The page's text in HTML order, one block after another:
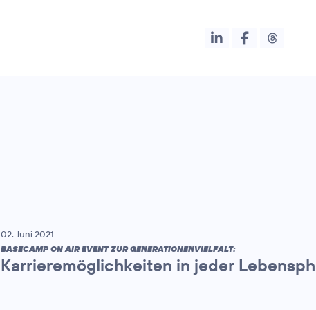
02. Juni 2021
BASECAMP ON AIR EVENT ZUR GENERATIONENVIELFALT:
Karrieremöglichkeiten in jeder